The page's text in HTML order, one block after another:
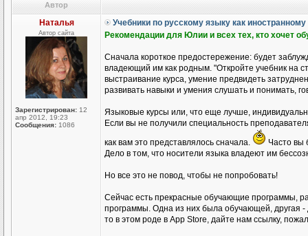
Автор
Наталья
Автор сайта
Зарегистрирован: 12
апр 2012, 19:23
Сообщения: 1086
Учебники по русскому языку как иностранному
Рекомендации для Юлии и всех тех, кто хочет
Сначала короткое предостережение: будет
владеющий им как родным. "Откройте учебник на
выстраивание курса, умение предвидеть
развивать навыки и умения слушать и понимать,
Языковые курсы или, что еще лучше,
Если вы не получили специальность
как вам это представлялось сначала.
Часто вы
Дело в том, что носители языка владеют им
Но все это не повод, чтобы не попробовать!
Сейчас есть прекрасные обучающие программы,
программы. Одна из них была обучающей, другая -
то в этом роде в Аpp Store, дайте нам ссылку,